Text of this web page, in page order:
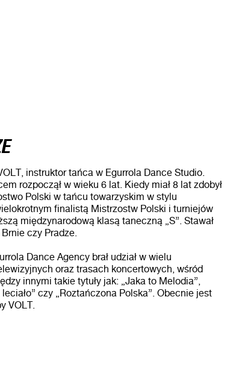
instruktor tańca w Egurrola Dance Studio.
rozpoczął w wieku 6 lat. Kiedy miał 8 lat zdobył
Polski w tańcu towarzyskim w stylu
finalistą Mistrzostw Polski i turniejów
międzynarodową klasą taneczną „S”. Stawał
czy Pradze.
Dance Agency brał udział w wielu
oraz trasach koncertowych, wśród
innymi takie tytuły jak: „Jaka to Melodia”,
czy „Roztańczona Polska”. Obecnie jest
VOLT.